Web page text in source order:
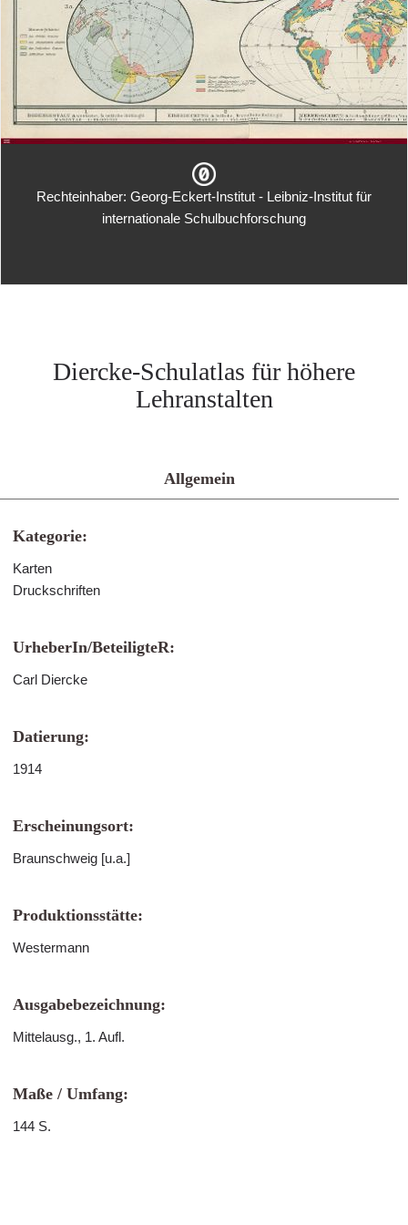
Rechteinhaber: Georg-Eckert-Institut - Leibniz-Institut für
internationale Schulbuchforschung
Diercke-Schulatlas für höhere
Lehranstalten
Allgemein
Kategorie:
Karten
Druckschriften
UrheberIn/BeteiligteR:
Carl Diercke
Datierung:
1914
Erscheinungsort:
Braunschweig [u.a.]
Produktionsstätte:
Westermann
Ausgabebezeichnung:
Mittelausg., 1. Aufl.
Maße / Umfang:
144 S.